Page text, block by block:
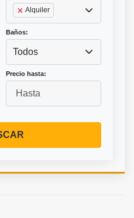
Alquiler
Baños:
Todos
Precio hasta: